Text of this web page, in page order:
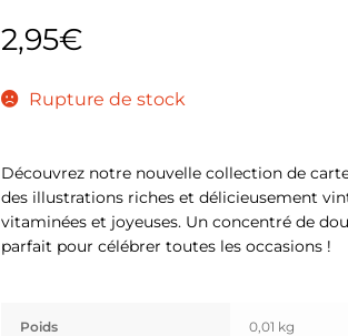
2,95€
Rupture de stock
Découvrez notre nouvelle collection de
des illustrations riches et délicieusement
vitaminées et joyeuses. Un concentré de
parfait pour célébrer toutes les occasions !
Poids 0,01 kg